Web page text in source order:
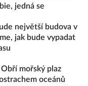
jedná se
největší budova v
jak bude vypadat
mořský plaz
oceánů